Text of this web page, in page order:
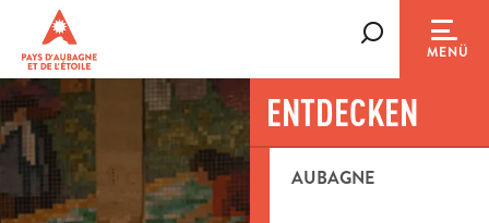
contenu
principal
MENÜ
ENTDECKEN
AUBAGNE